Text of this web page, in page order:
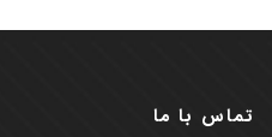
تماس با ما